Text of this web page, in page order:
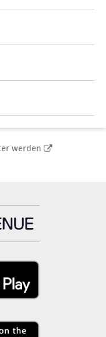
werden